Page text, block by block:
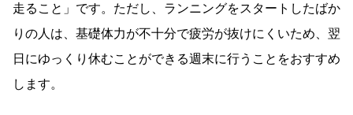
走ること」です。ただし、ランニングをスタートしたばか
りの人は、基礎体力が不十分で疲労が抜けにくいため、翌
日にゆっくり休むことができる週末に行うことをおすすめ
します。